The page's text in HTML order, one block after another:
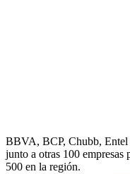
BBVA, BCP, Chubb, Entel
junto a otras 100 empresas
500 en la región.